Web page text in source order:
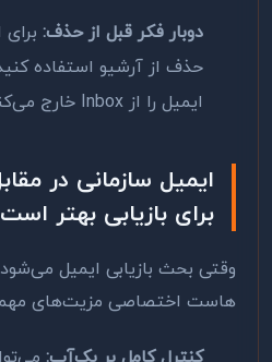
دوبار فکر قبل از حذف:
ایمیل را از Inbox خارج می‌کند اما حذف نمی‌کند.
برای بازیابی بهتر
وقتی بحث بازیابی ایمیل
هاست اختصاصی مزیت‌های